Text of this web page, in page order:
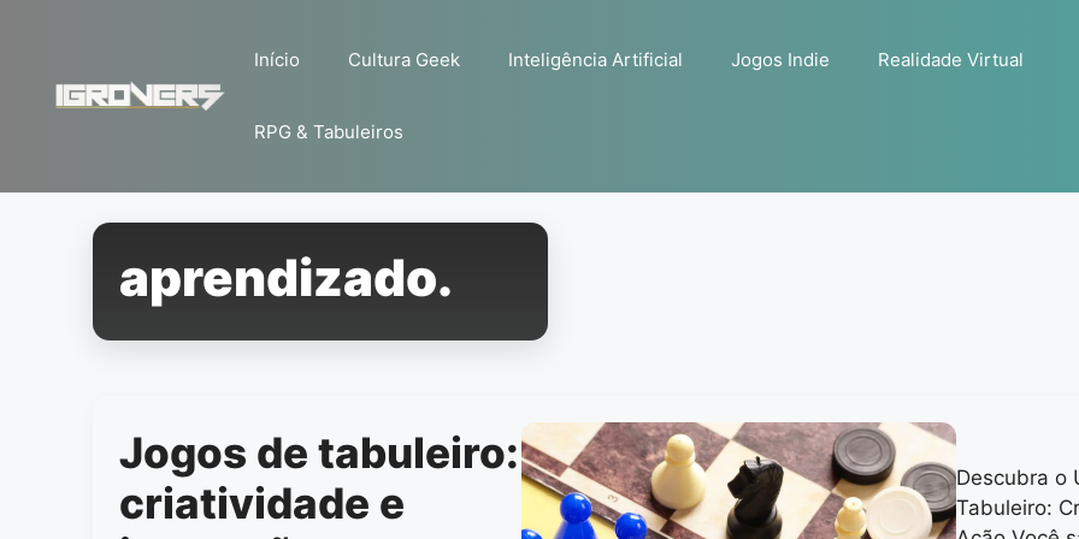
conteúdo
Início Cultura Geek Inteligência Artificial Jogos Indie Realidade Virtual
RPG & Tabuleiros
aprendizado.
Jogos de tabuleiro:
criatividade e
Descubra o
Tabuleiro: